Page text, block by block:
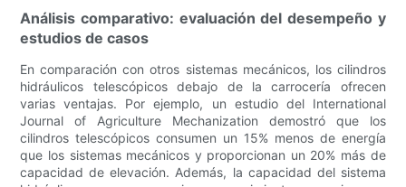
Análisis comparativo: evaluación del desempeño y
estudios de casos
En comparación con otros sistemas mecánicos, los cilindros
hidráulicos telescópicos debajo de la carrocería ofrecen
varias ventajas. Por ejemplo, un estudio del International
Journal of Agriculture Mechanization demostró que los
cilindros telescópicos consumen un 15% menos de energía
que los sistemas mecánicos y proporcionan un 20% más de
capacidad de elevación. Además, la capacidad del sistema